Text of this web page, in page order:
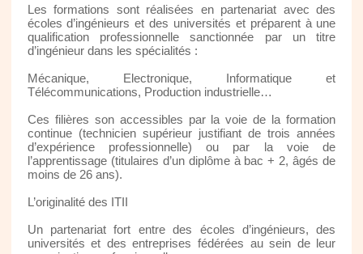
Les formations sont réalisées en partenariat avec des
écoles d’ingénieurs et des universités et préparent à une
qualification professionnelle sanctionnée par un titre
d’ingénieur dans les spécialités :
Mécanique, Electronique, Informatique et
Télécommunications, Production industrielle…
Ces filières son accessibles par la voie de la formation
continue (technicien supérieur justifiant de trois années
d’expérience professionnelle) ou par la voie de
l’apprentissage (titulaires d’un diplôme à bac + 2, âgés de
moins de 26 ans).
L’originalité des ITII
Un partenariat fort entre des écoles d’ingénieurs, des
universités et des entreprises fédérées au sein de leur